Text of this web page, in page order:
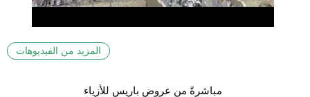
المزيد من الفيديوهات
مباشرةً من عروض باريس للأزياء